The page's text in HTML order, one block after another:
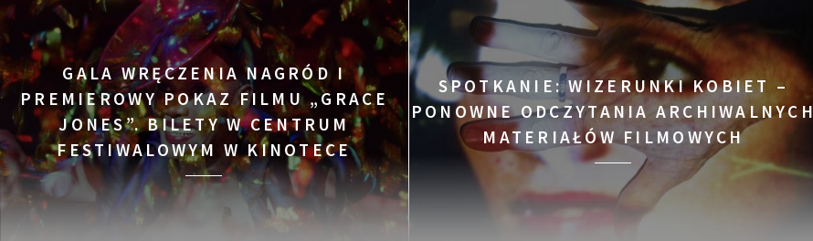
14:00 Iluzjon, sala Stolica
FILMY TWARZE, PLAŻE SPOTKANIE PO FILMIE
14:00 Iluzjon
DEBATY DEBATA: ARTYSTYCZNE RELACJE NIE MAJĄ WIEKU
14:15 Kinoteka, sala 2
FILMY OKUPACJA 1968
GALA WRĘCZENIA NAGRÓD I
PREMIEROWY POKAZ FILMU „GRACE
JONES”. BILETY W CENTRUM
FESTIWALOWYM W KINOTECE
SPOTKANIE: WIZERUNKI KOBIET –
PONOWNE ODCZYTANIA ARCHIWALNYCH
MATERIAŁÓW FILMOWYCH